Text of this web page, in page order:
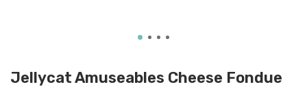
Jellycat Amuseables Cheese Fondue